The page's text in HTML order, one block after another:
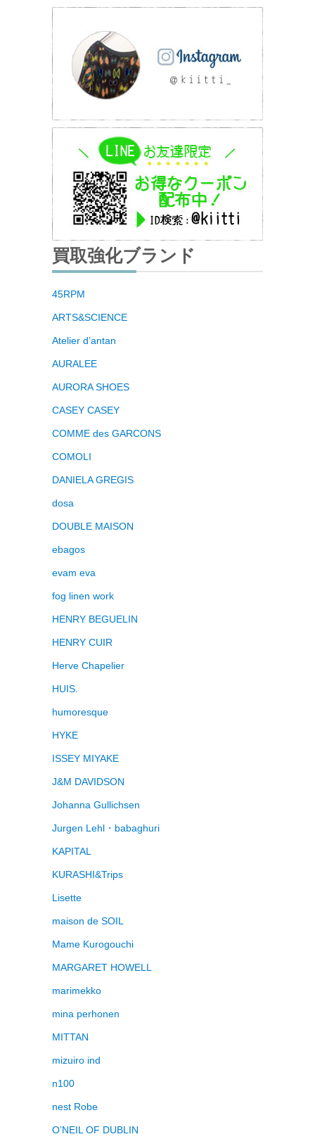
買取強化ブランド
45RPM
ARTS&SCIENCE
Atelier d’antan
AURALEE
AURORA SHOES
CASEY CASEY
COMME des GARCONS
COMOLI
DANIELA GREGIS
dosa
DOUBLE MAISON
ebagos
evam eva
fog linen work
HENRY BEGUELIN
HENRY CUIR
Herve Chapelier
HUIS.
humoresque
HYKE
ISSEY MIYAKE
J&M DAVIDSON
Johanna Gullichsen
Jurgen Lehl・babaghuri
KAPITAL
KURASHI&Trips
Lisette
maison de SOIL
Mame Kurogouchi
MARGARET HOWELL
marimekko
mina perhonen
MITTAN
mizuiro ind
n100
nest Robe
O’NEIL OF DUBLIN